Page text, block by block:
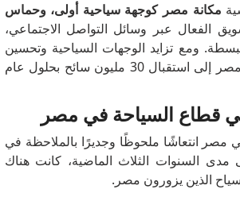
مكانة مصر كوجهة سياحية أولى، وحماس
الفعال عبر وسائل التواصل الاجتماعي،
ومع تزايد الوجهات السياحية وتحسين
أماكن الإقامة، تهدف مصر إلى استقبال 30 مليون سائح بحلول عام
قطاع السياحة في مصر
مصر انتعاشًا ملحوظًا وجديرًا بالملاحظة في
مدى السنوات الثلاث الماضية، كانت هناك
الذين يزورون مصر.